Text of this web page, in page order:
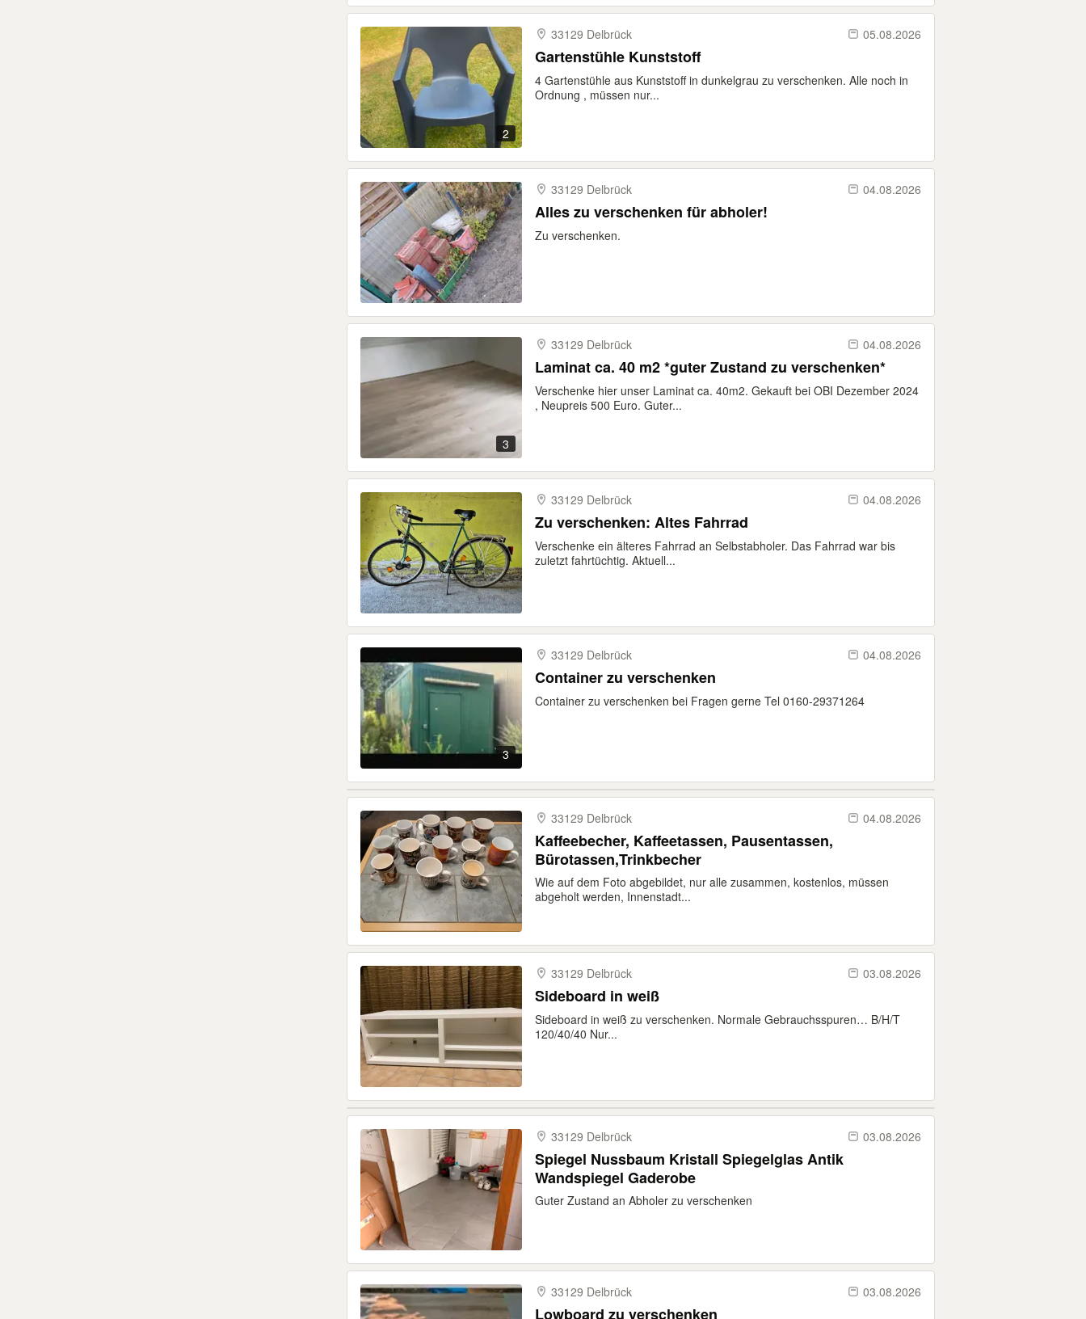
2
33129 Delbrück 05.08.2026
Gartenstühle Kunststoff
4 Gartenstühle aus Kunststoff in dunkelgrau zu verschenken. Alle noch in
Ordnung , müssen nur...
33129 Delbrück 04.08.2026
Alles zu verschenken für abholer!
Zu verschenken.
3
33129 Delbrück 04.08.2026
Laminat ca. 40 m2 *guter Zustand zu verschenken*
Verschenke hier unser Laminat ca. 40m2. Gekauft bei OBI Dezember 2024
, Neupreis 500 Euro. Guter...
33129 Delbrück 04.08.2026
Zu verschenken: Altes Fahrrad
Verschenke ein älteres Fahrrad an Selbstabholer. Das Fahrrad war bis
zuletzt fahrtüchtig. Aktuell...
3
33129 Delbrück 04.08.2026
Container zu verschenken
Container zu verschenken bei Fragen gerne Tel 0160-29371264
33129 Delbrück 04.08.2026
Kaffeebecher, Kaffeetassen, Pausentassen,
Bürotassen,Trinkbecher
Wie auf dem Foto abgebildet, nur alle zusammen, kostenlos, müssen
abgeholt werden, Innenstadt...
33129 Delbrück 03.08.2026
Sideboard in weiß
Sideboard in weiß zu verschenken. Normale Gebrauchsspuren… B/H/T
120/40/40 Nur...
33129 Delbrück 03.08.2026
Spiegel Nussbaum Kristall Spiegelglas Antik
Wandspiegel Gaderobe
Guter Zustand an Abholer zu verschenken
33129 Delbrück 03.08.2026
Lowboard zu verschenken